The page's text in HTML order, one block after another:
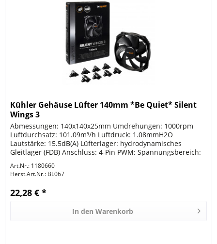
Kühler Gehäuse Lüfter 140mm *Be Quiet* Silent
Wings 3
Abmessungen: 140x140x25mm Umdrehungen: 1000rpm
Luftdurchsatz: 101.09m³/h Luftdruck: 1.08mmH2O
Lautstärke: 15.5dB(A) Lüfterlager: hydrodynamisches
Gleitlager (FDB) Anschluss: 4-Pin PWM: Spannungsbereich:
Art.Nr.: 1180660
Herst.Art.Nr.: BL067
22,28 € *
In den Warenkorb